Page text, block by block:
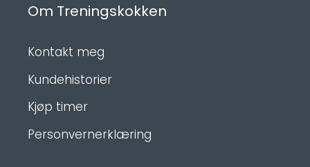
Om Treningskokken
Kontakt meg
Kundehistorier
Kjøp timer
Personvernerklæring